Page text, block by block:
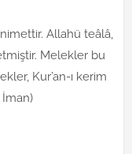
Allahü teâlâ,
Melekler bu
Kur’an-ı kerim
İman)